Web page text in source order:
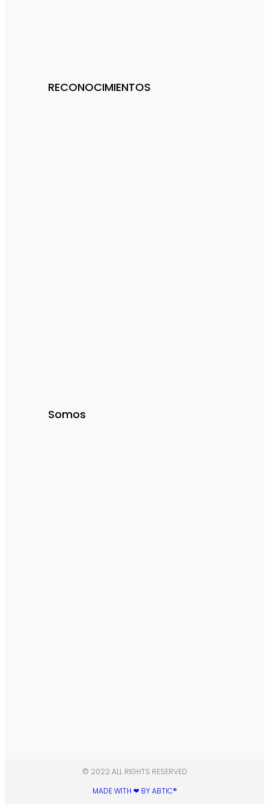
RECONOCIMIENTOS
Somos
© 2022 ALL RIGHTS RESERVED​
MADE WITH ❤ BY ABTIC®